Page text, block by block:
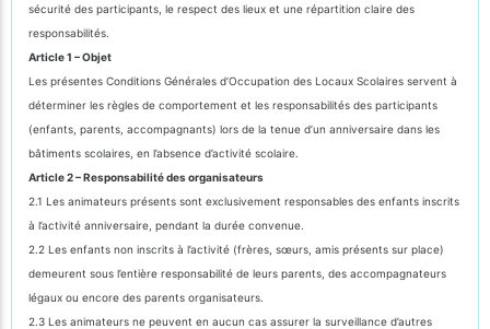
sécurité des participants, le respect des lieux et une répartition claire des
responsabilités.
Article 1 – Objet
Les présentes Conditions Générales d’Occupation des Locaux Scolaires servent à
déterminer les règles de comportement et les responsabilités des participants
(enfants, parents, accompagnants) lors de la tenue d’un anniversaire dans les
bâtiments scolaires, en l’absence d’activité scolaire.
Article 2 – Responsabilité des organisateurs
2.1 Les animateurs présents sont exclusivement responsables des enfants inscrits
à l’activité anniversaire, pendant la durée convenue.
2.2 Les enfants non inscrits à l’activité (frères, sœurs, amis présents sur place)
demeurent sous l’entière responsabilité de leurs parents, des accompagnateurs
légaux ou encore des parents organisateurs.
2.3 Les animateurs ne peuvent en aucun cas assurer la surveillance d’autres